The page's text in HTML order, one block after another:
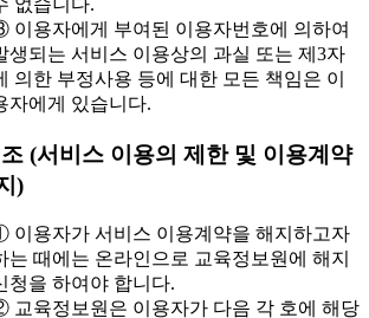
없습니다.
이용자에게 부여된 이용자번호에 의하여
생되는 서비스 이용상의 과실 또는 제3자
의한 부정사용 등에 대한 모든 책임은 이
자에게 있습니다.
(서비스 이용의 제한 및 이용계약
)
이용자가 서비스 이용계약을 해지하고자
는 때에는 온라인으로 교육정보원에 해지
청을 하여야 합니다.
교육정보원은 이용자가 다음 각 호에 해당